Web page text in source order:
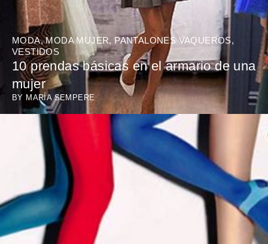
MODA,MODA MUJER, PANTALONES VAQUEROS,
VESTIDOS
10 prendas básicas en el armario de una
mujer
BY MARÍA SEMPERE